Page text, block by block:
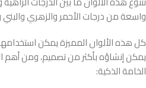
واسعة من درجات الأحمر والزهري
كل هذه الألوان المميزة يمكن
يمكن إنشاؤه بأكثر من تصميم، ومن
الخامة الذكية: